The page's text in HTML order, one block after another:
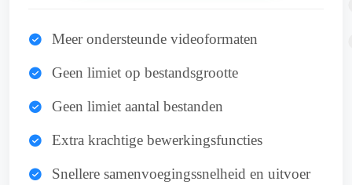
Meer ondersteunde videoformaten
Geen limiet op bestandsgrootte
Geen limiet aantal bestanden
Extra krachtige bewerkingsfuncties
Snellere samenvoegingssnelheid en uitvoer